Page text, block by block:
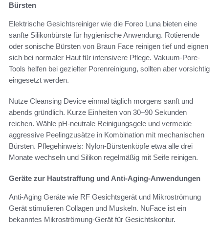
Bürsten
Elektrische Gesichtsreiniger wie die Foreo Luna bieten eine
sanfte Silikonbürste für hygienische Anwendung. Rotierende
oder sonische Bürsten von Braun Face reinigen tief und eignen
sich bei normaler Haut für intensivere Pflege. Vakuum-Pore-
Tools helfen bei gezielter Porenreinigung, sollten aber vorsichtig
eingesetzt werden.
Nutze Cleansing Device einmal täglich morgens sanft und
abends gründlich. Kurze Einheiten von 30–90 Sekunden
reichen. Wähle pH-neutrale Reinigungsgele und vermeide
aggressive Peelingzusätze in Kombination mit mechanischen
Bürsten. Pflegehinweis: Nylon-Bürstenköpfe etwa alle drei
Monate wechseln und Silikon regelmäßig mit Seife reinigen.
Geräte zur Hautstraffung und Anti-Aging-Anwendungen
Anti-Aging Geräte wie RF Gesichtsgerät und Mikroströmung
Gerät stimulieren Collagen und Muskeln. NuFace ist ein
bekanntes Mikroströmung-Gerät für Gesichtskontur.